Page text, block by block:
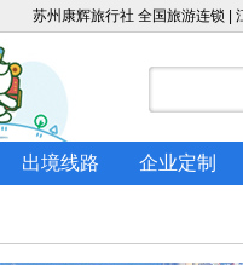
苏州康辉旅行社 全国旅游连锁 |
出境线路 企业定制